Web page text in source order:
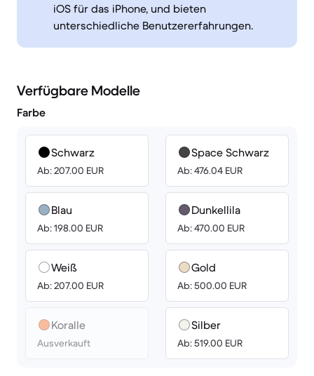
iOS für das iPhone, und bieten
unterschiedliche Benutzererfahrungen.
Verfügbare Modelle
Farbe
Schwarz
Ab: 207.00 EUR
Blau
Ab: 198.00 EUR
Weiß
Ab: 207.00 EUR
Koralle
Ausverkauft
Space Schwarz
Ab: 476.04 EUR
Dunkellila
Ab: 470.00 EUR
Gold
Ab: 500.00 EUR
Silber
Ab: 519.00 EUR